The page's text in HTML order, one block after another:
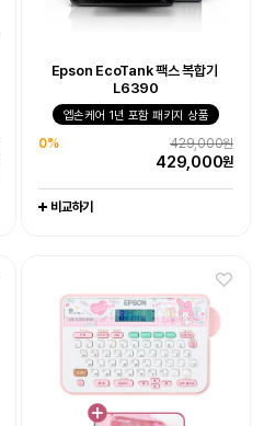
Epson EcoTank 팩스 복합기
L6390
엡손케어 1년 포함 패키지 상품
429,000원
0%
429,000원
비교하기
Epson EcoTank
포토프린터 L8050
엡손케어 1년 포함 패키지 상품
444,000원
0%
444,000원
비교하기
Epson WorkForce DS-530III
엡손케어 1년 포함 패키지 상품
417,000원
비교하기
Epson 네이머
LW-K200MM 마이멜로디
라벨프린터 라벨기
-
116,800원
23%
89,000원
비교하기
라이프스튜디오 EF-73 빔프로젝터
1,990,000원
10%
1,790,000원